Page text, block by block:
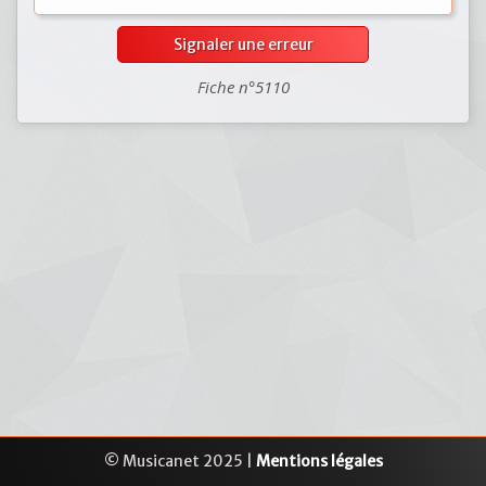
Signaler une erreur
Fiche n°5110
© Musicanet 2025 | Mentions légales